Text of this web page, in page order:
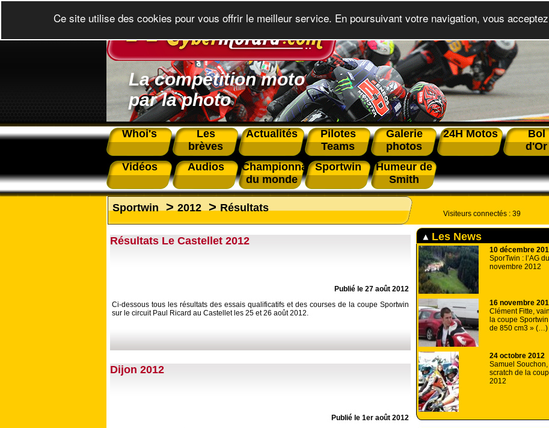
La compétition moto
par la photo
Whoi's
Les
brèves
Actualités
Pilotes
Teams
Galerie
photos
24H Motos
Bol
d'Or
Vidéos
Audios
Championnat
du monde
Sportwin
Humeur de
Smith
Sportwin>2012>Résultats
Résultats Le Castellet 2012
Publié le 27 août 2012
Ci-dessous tous les résultats des essais qualificatifs et des courses de la coupe Sportwin
sur le circuit Paul Ricard au Castellet les 25 et 26 août 2012.
Dijon 2012
Publié le 1er août 2012
Visiteurs connectés : 39
Les News
10 décembre
SporTwin : l’AG
novembre 2012
16 novembre
Clément Fitte,
la coupe
de 850 cm3 » (…)
24 octobre 2012
Samuel
scratch de la
2012
Ce site utilise des cookies pour vous offrir le meilleur service. En poursuivant votre navigation, vous